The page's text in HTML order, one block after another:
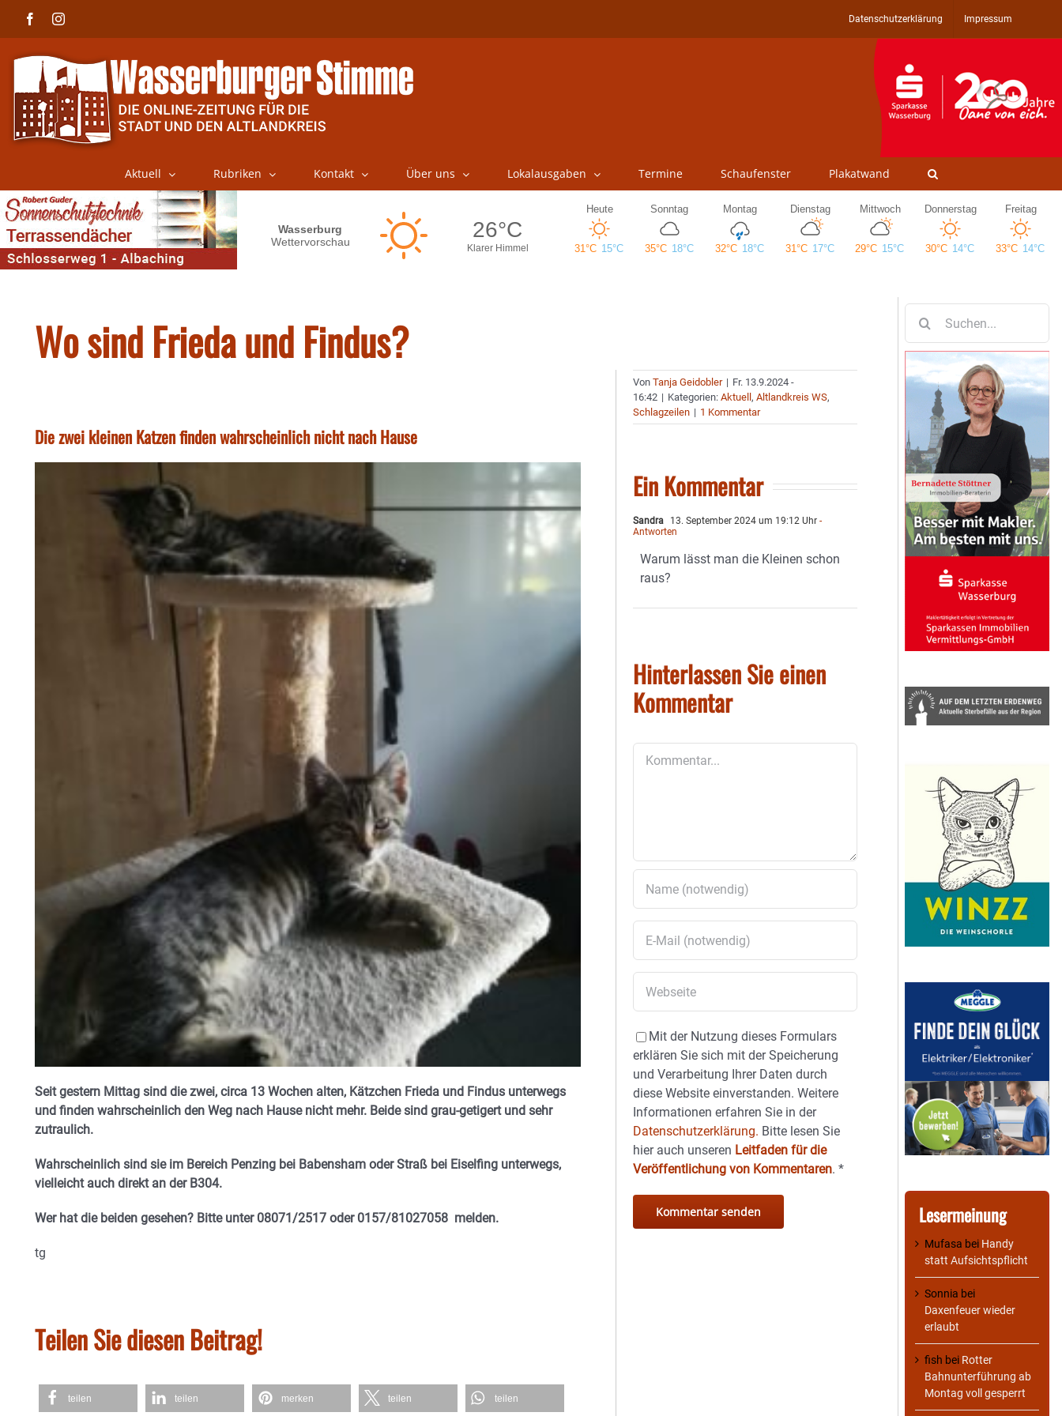
FacebookInstagram Datenschutzerklärung Impressum
Aktuell Rubriken Kontakt Über uns Lokalausgaben Termine Schaufenster Plakatwand
Wo sind Frieda und Findus?
Die zwei kleinen Katzen finden wahrscheinlich nicht nach Hause
Seit gestern Mittag sind die zwei, circa 13 Wochen alten, Kätzchen Frieda und Findus unterwegs
und finden wahrscheinlich den Weg nach Hause nicht mehr. Beide sind grau-getigert und sehr
zutraulich.
Wahrscheinlich sind sie im Bereich Penzing bei Babensham oder Straß bei Eiselfing unterwegs,
vielleicht auch direkt an der B304.
Wer hat die beiden gesehen? Bitte unter 08071/2517 oder 0157/81027058 melden.
tg
Teilen Sie diesen Beitrag!
teilen teilen merken teilen teilen
VonTanja Geidobler | Fr. 13.9.2024 -
16:42 | Kategorien:Aktuell,Altlandkreis WS,
Schlagzeilen | 1 Kommentar
Ein Kommentar
Sandra 13. September 2024 um 19:12 Uhr -
Antworten
Warum lässt man die Kleinen schon
raus?
Hinterlassen Sie einen
Kommentar
Mit der Nutzung dieses Formulars
erklären Sie sich mit der Speicherung
und Verarbeitung Ihrer Daten durch
diese Website einverstanden. Weitere
Informationen erfahren Sie in der
Datenschutzerklärung. Bitte lesen Sie
hier auch unseren Leitfaden für die
Veröffentlichung von Kommentaren.*
nach:
Lesermeinung
Mufasa bei Handy
statt Aufsichtspflicht
Sonnia bei
Daxenfeuer wieder
erlaubt
fish bei Rotter
Bahnunterführung ab
Montag voll gesperrt